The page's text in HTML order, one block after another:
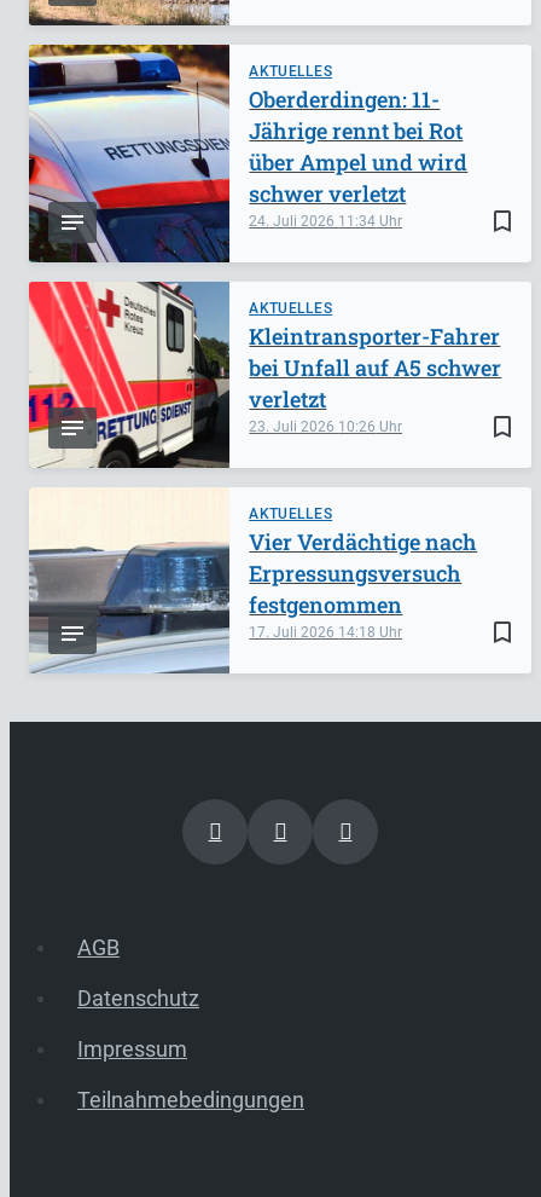
AKTUELLES
bookmark_border
24. Juli 2026 11:34
Oberderdingen: 11-
Jährige rennt bei Rot
über Ampel und wird
schwer verletzt
AKTUELLES
bookmark_border
23. Juli 2026 10:26
Kleintransporter-Fahrer
bei Unfall auf A5 schwer
verletzt
AKTUELLES
bookmark_border
17. Juli 2026 14:18
Vier Verdächtige nach
Erpressungsversuch
festgenommen
AGB
Datenschutz
Impressum
Teilnahmebedingungen